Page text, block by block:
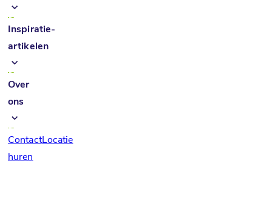
Inspiratie-
artikelen
Over
ons
ContactLocatie
huren